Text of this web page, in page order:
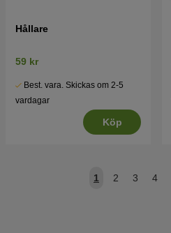
Hållare
59 kr
Best. vara. Skickas om 2-5
vardagar
Köp
1 2 3 4